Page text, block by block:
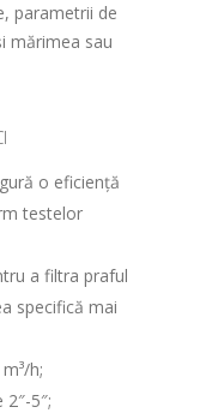
parametrii de
mărimea sau
o eficiență
testelor
a filtra praful
specifică mai
h;
5″;